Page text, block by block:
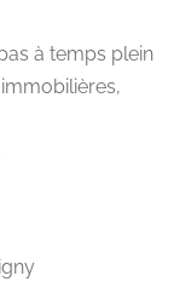
à temps plein